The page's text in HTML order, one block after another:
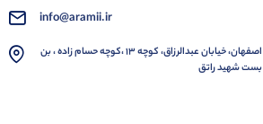
info@aramii.ir
اصفهان، خیابان عبدالرزاق، کوچه 13 ،کوچه حسام زاده ، بن
بست شهید راتق